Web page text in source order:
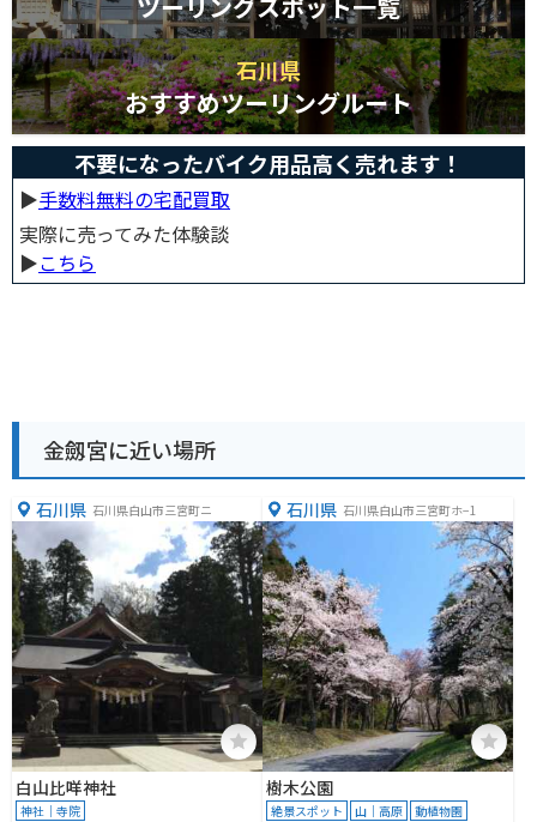
石川県
おすすめツーリングルート
不要になったバイク用品高く売れます！
▶︎手数料無料の宅配買取
実際に売ってみた体験談
▶︎こちら
金劔宮に近い場所
石川県 石川県白山市三宮町ニ
白山比咩神社
神社｜寺院
石川県 石川県白山市三宮町ホ−1
樹木公園
絶景スポット 山｜高原 動植物園